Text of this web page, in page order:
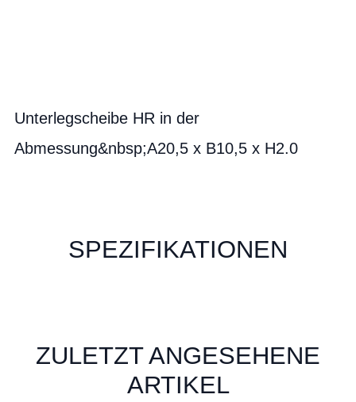
Unterlegscheibe HR in der
Abmessung&nbsp;A20,5 x B10,5 x H2.0
SPEZIFIKATIONEN
ZULETZT ANGESEHENE
ARTIKEL